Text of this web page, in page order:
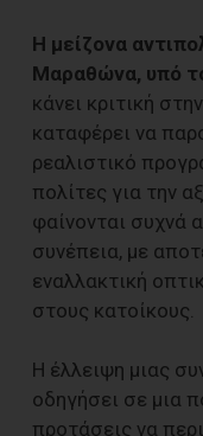
Η μείζονα
Μαραθώνα, υπό
κάνει κριτική
καταφέρει να
ρεαλιστικό
πολίτες για την
φαίνονται συχνά
συνέπεια, με
εναλλακτική
στους κατοίκους.
Η έλλειψη μιας
οδηγήσει σε μια
προτάσεις να